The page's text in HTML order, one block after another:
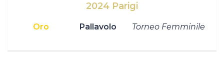
2024 Parigi
Oro Pallavolo Torneo Femminile